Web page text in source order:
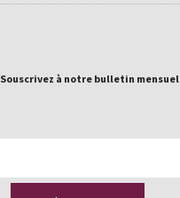
Souscrivez à notre bulletin mensuel